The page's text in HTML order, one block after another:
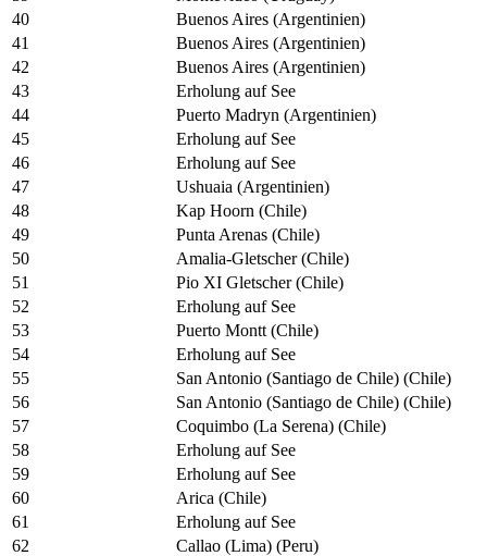
40
Buenos Aires (Argentinien)
41
Buenos Aires (Argentinien)
42
Buenos Aires (Argentinien)
43
Erholung auf See
44
Puerto Madryn (Argentinien)
45
Erholung auf See
46
Erholung auf See
47
Ushuaia (Argentinien)
48
Kap Hoorn (Chile)
49
Punta Arenas (Chile)
50
Amalia-Gletscher (Chile)
51
Pio XI Gletscher (Chile)
52
Erholung auf See
53
Puerto Montt (Chile)
54
Erholung auf See
55
San Antonio (Santiago de Chile) (Chile)
56
San Antonio (Santiago de Chile) (Chile)
57
Coquimbo (La Serena) (Chile)
58
Erholung auf See
59
Erholung auf See
60
Arica (Chile)
61
Erholung auf See
62
Callao (Lima) (Peru)